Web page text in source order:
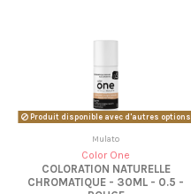
Produit disponible avec d'autres options
Mulato
Color One
COLORATION NATURELLE
CHROMATIQUE - 30ML - 0.5 -